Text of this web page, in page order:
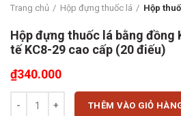
Trang chủ Hộp đựng thuốc lá Hộp
Hộp đựng thuốc lá bằng đồng
tế KC8-29 cao cấp (20 điếu)
₫340.000
Hộp đựng thuốc lá bằng đồng Kuboy
THÊM VÀO GIỎ